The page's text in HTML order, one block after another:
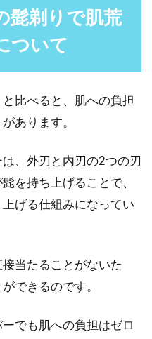
すぎた！早く伸ばすため
室などで「前髪を切ったけど、切
た」と切りすぎた前髪を抑えな
日すると余計に濃くなる
の時期になると、男性は次第に
髭剃りで肌荒
ついて
比べると、肌への負担
あります。
、外刃と内刃の2つの刃
を持ち上げることで、
げる仕組みになってい
当たることがないた
できるのです。
でも肌への負担はゼロ